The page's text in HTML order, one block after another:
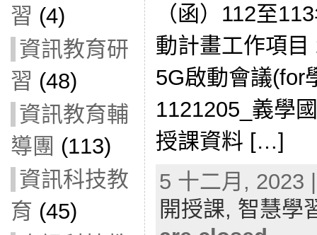
習 (4)
資訊教育研
習 (48)
資訊教育輔
導團 (113)
資訊科技教
育 (45)
（函）112至
動計畫工作項
5G啟動會議(for
1121205_義學
授課資料 […]
5 十二月, 2023
開授課, 智慧學